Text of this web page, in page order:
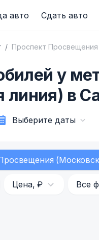
авто Сдать авто
Проспект
у
линия) в
Выберите даты
Цена, ₽ Все